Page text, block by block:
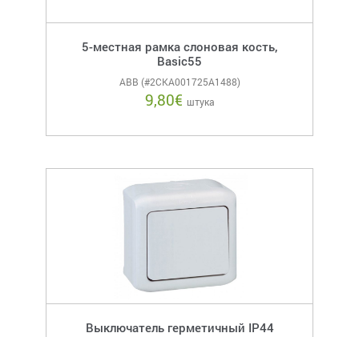
5-местная рамка слоновая кость,
Basic55
ABB (#2CKA001725A1488)
9,80€ штука
Выключатель герметичный IP44